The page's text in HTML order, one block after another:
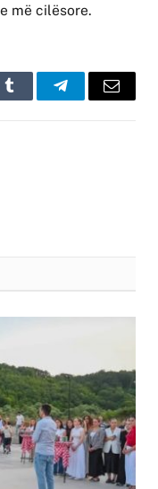
më cilësore.
Tumblr TelegramEmail